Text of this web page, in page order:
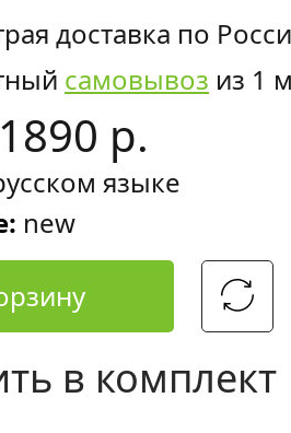
доставка по
самовывоз из 1
р.
языке
new
в комплект